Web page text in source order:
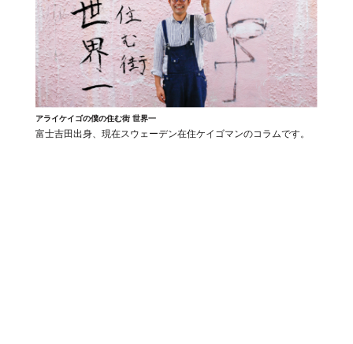
アライケイゴの僕の住む街 世界一
富士吉田出身、現在スウェーデン在住ケイゴマンのコラムです。